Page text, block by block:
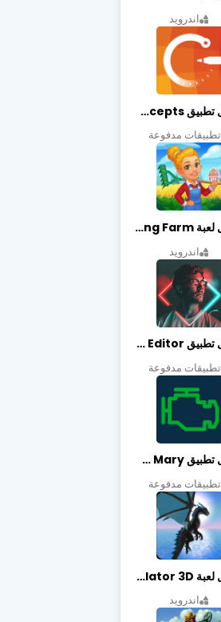
اندرويد
تحميل تطبيق Concepts مهكر أخر إصدار
تطبيقات مدفوعة
تحميل لعبة Cooking Farm مهكرة أخر إصدار
اندرويد
تحميل تطبيق NeonArt Photo Editor مهكر أخر إصدار
تطبيقات مدفوعة
تحميل تطبيق Obd Mary مهكر أخر إصدار
تطبيقات مدفوعة
تحميل لعبة Dragon Simulator 3D مهكرة أخر إصدار
اندرويد